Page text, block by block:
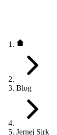
Blog
Jernej Sirk